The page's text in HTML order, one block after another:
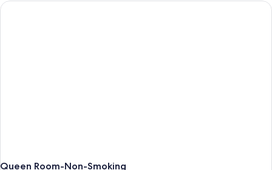
1
Queen Room-Non-Smoking